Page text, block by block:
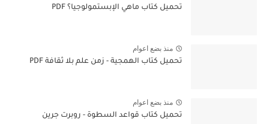
تحميل كتاب ماهي الإبستمولوجيا؟ PDF
منذ بضع اعوام
تحميل كتاب الهمجية - زمن علم بلا ثقافة PDF
منذ بضع اعوام
تحميل كتاب قواعد السطوة - روبرت جرين